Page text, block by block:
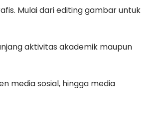
Mulai dari editing gambar untuk
aktivitas akademik maupun
media sosial, hingga media